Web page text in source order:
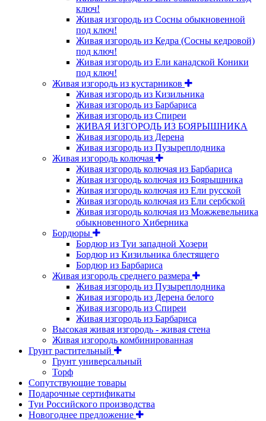
ключ!
Живая изгородь из Сосны обыкновенной
под ключ!
Живая изгородь из Кедра (Сосны кедровой)
под ключ!
Живая изгородь из Ели канадской Коники
под ключ!
Живая изгородь из кустарников
Живая изгородь из Кизильника
Живая изгородь из Барбариса
Живая изгородь из Спиреи
ЖИВАЯ ИЗГОРОДЬ ИЗ БОЯРЫШНИКА
Живая изгородь из Дерена
Живая изгородь из Пузыреплодника
Живая изгородь колючая
Живая изгородь колючая из Барбариса
Живая изгородь колючая из Боярышника
Живая изгородь колючая из Ели русской
Живая изгородь колючая из Ели сербской
Живая изгородь колючая из Можжевельника
обыкновенного Хиберника
Бордюры
Бордюр из Туи западной Хозери
Бордюр из Кизильника блестящего
Бордюр из Барбариса
Живая изгородь среднего размера
Живая изгородь из Пузыреплодника
Живая изгородь из Дерена белого
Живая изгородь из Спиреи
Живая изгородь из Барбариса
Высокая живая изгородь - живая стена
Живая изгородь комбинированная
Грунт растительный
Грунт универсальный
Торф
Сопутствующие товары
Подарочные сертификаты
Туи Российского производства
Новогоднее предложение